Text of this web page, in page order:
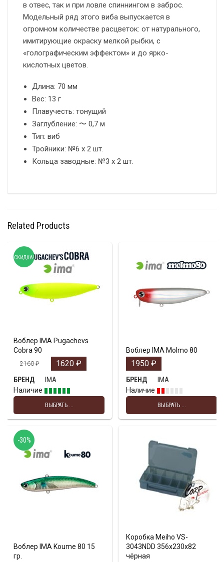
в отвес, так и при ловле спиннингом в заброс.
Модельный ряд этого виба выпускается в
огромном количестве расцветок: от натурального,
имитирующие окраску мелкой рыбки, с
«голографическим эффектом» и до ярко-
кислотных цветов.
Длина: 70 мм
Вес: 13 г
Плавучесть: тонущий
Заглубление: 〜 0,7 м
Тип: виб
Тройники: №6 х 2 шт.
Кольца заводные: №3 х 2 шт.
Related Products
Воблер IMA Pugachevs
Cobra 90
2160₽ 1620 ₽
БРЕНД
IMA
Наличие
ВЫБРАТЬ ...
СКИДКА!
Воблер IMA Molmo 80
1950 ₽
БРЕНД
IMA
Наличие
ВЫБРАТЬ ...
Воблер IMA Koume 80 15
гр.
-30%
Коробка Meiho VS-
3043NDD 356х230х82
чёрная